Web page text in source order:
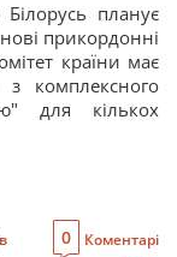
планує
прикордонні
країни має
з комплексного
для кількох
0 Коментарі